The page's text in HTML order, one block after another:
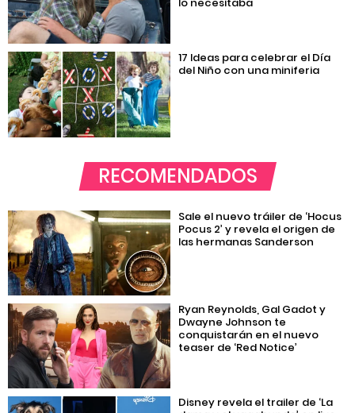
17 Ideas para celebrar el Día
del Niño con una miniferia
RECOMENDADOS
Sale el nuevo tráiler de ‘Hocus
Pocus 2’ y revela el origen de
las hermanas Sanderson
Ryan Reynolds, Gal Gadot y
Dwayne Johnson te
conquistarán en el nuevo
teaser de ‘Red Notice’
Disney revela el trailer de ‘La